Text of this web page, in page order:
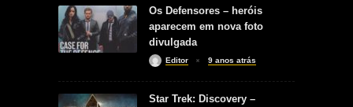
Os Defensores – heróis
aparecem em nova foto
divulgada
Editor 9 anos atrás
Star Trek: Discovery –